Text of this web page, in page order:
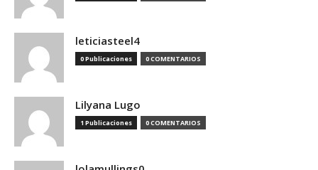
leticiasteel4
0 Publicaciones 0 COMENTARIOS
Lilyana Lugo
1 Publicaciones 0 COMENTARIOS